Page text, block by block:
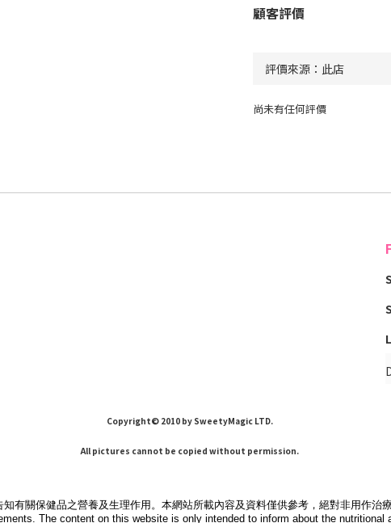
顧客評價
尚未有任何評價
Copyright© 2010 by SweetyMagic LTD.
All pictures cannot be copied without permission.
有關保健品之營養及生理作用。本網站所載內容及資料僅供參考，絕對非用作治
The content on this website is only intended to inform about the